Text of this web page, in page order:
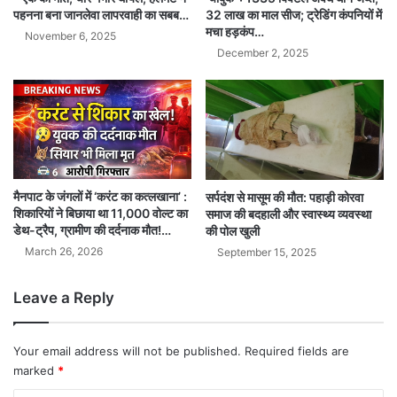
पहनना बना जानलेवा लापरवाही का सबब…
November 6, 2025
32 लाख का माल सीज; ट्रेडिंग कंपनियों में
मचा हड़कंप…
December 2, 2025
मैनपाट के जंगलों में ‘करंट का कत्लखाना’ :
शिकारियों ने बिछाया था 11,000 वोल्ट का
डेथ-ट्रैप, ग्रामीण की दर्दनाक मौत!…
March 26, 2026
सर्पदंश से मासूम की मौत: पहाड़ी कोरवा
समाज की बदहाली और स्वास्थ्य व्यवस्था
की पोल खुली
September 15, 2025
Leave a Reply
Your email address will not be published. Required fields are
marked *